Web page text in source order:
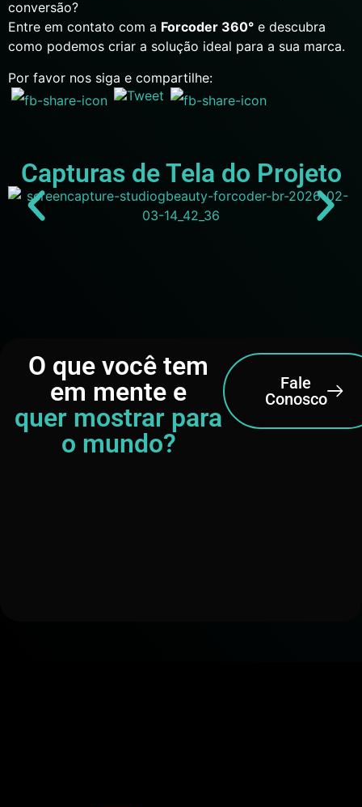
conversão?
Entre em contato com a Forcoder 360° e descubra
como podemos criar a solução ideal para a sua marca.
Por favor nos siga e compartilhe:
Capturas de Tela do Projeto
O que você tem
em mente e
quer mostrar para
o mundo?
Fale
Conosco